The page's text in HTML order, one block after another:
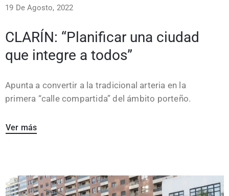
19 De Agosto, 2022
CLARÍN: “Planificar una ciudad
que integre a todos”
Apunta a convertir a la tradicional arteria en la
primera “calle compartida” del ámbito porteño.
Ver más